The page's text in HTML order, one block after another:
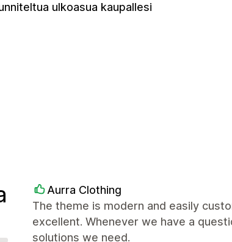
ulkoasua kaupallesi
Aurra Clothing
The theme is modern and easily
excellent. Whenever we have a
solutions we need.